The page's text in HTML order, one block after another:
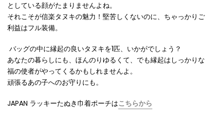
としている顔がたまりませんよね。
それこそが信楽タヌキの魅力！堅苦しくないのに、ちゃっかりご
利益はフル装備。
バッグの中に縁起の良いタヌキを1匹、いかがでしょう？
あなたの暮らしにも、ほんのりゆるくて、でも縁起はしっかりな
福の使者がやってくるかもしれませんよ。
頑張るあの子へのお守りにも。
JAPAN ラッキーたぬき巾着ポーチはこちらから